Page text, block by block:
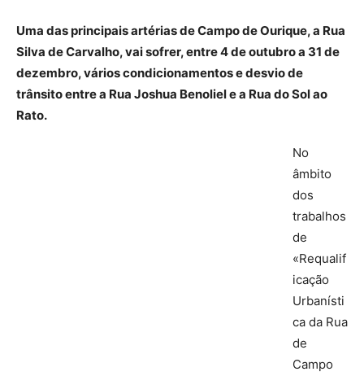
Uma das principais artérias de Campo de Ourique, a Rua
Silva de Carvalho, vai sofrer, entre 4 de outubro a 31 de
dezembro, vários condicionamentos e desvio de
trânsito entre a Rua Joshua Benoliel e a Rua do Sol ao
Rato.
No
âmbito
dos
trabalhos
de
«Requalif
icação
Urbanísti
ca da Rua
de
Campo